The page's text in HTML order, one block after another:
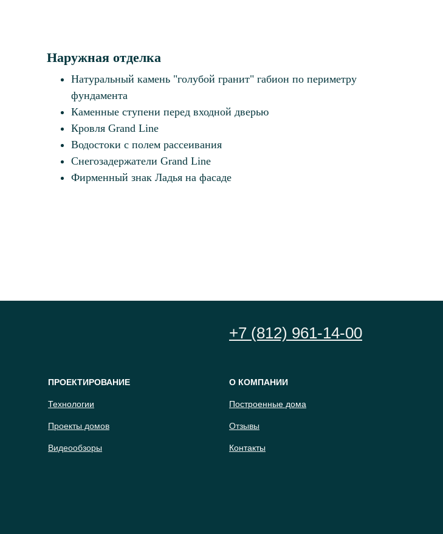
Наружная отделка
Натуральный камень "голубой гранит" габион по периметру
фундамента
Каменные ступени перед входной дверью
Кровля Grand Line
Водостоки с полем рассеивания
Снегозадержатели Grand Line
Фирменный знак Ладья на фасаде
Контакты
Отзывы
Построенные дома
О КОМПАНИИ
Видеообзоры
Проекты домов
Технологии
ПРОЕКТИРОВАНИЕ
+7 (812) 961-14-00